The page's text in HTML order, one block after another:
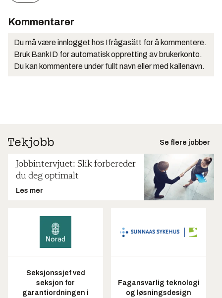
Kommentarer
Du må være innlogget hos Ifrågasätt for å kommentere.
Bruk BankID for automatisk oppretting av brukerkonto.
Du kan kommentere under fullt navn eller med kallenavn.
Se flere jobber
Jobbintervjuet: Slik forbereder
du deg optimalt
Les mer
Seksjonssjef ved
seksjon for
garantiordningen i
Fagansvarlig teknologi
og løsningsdesign